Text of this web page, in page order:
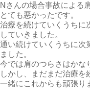
Nさんの場合事故による
とても悪かったです。
治療を続けていくうちに
していきました。
通い続けていくうちに次
ました。
今では肩のつらさはかな
しかし、まだまだ治療を
一緒にこれからも頑張り